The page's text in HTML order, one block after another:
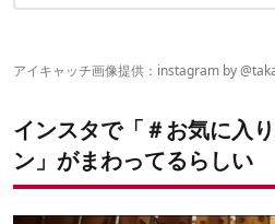
プリムス「オンジャ」
ヘリノックス「ノナドーム4.0」
能作「Kuzushi-Yure」
ロッジ「コンボクッカー」
ユニフレーム「REVOシリーズ」
アイキャッチ画像提供：instagram by
インスタで「＃お気に入
ン」がまわってるらしい